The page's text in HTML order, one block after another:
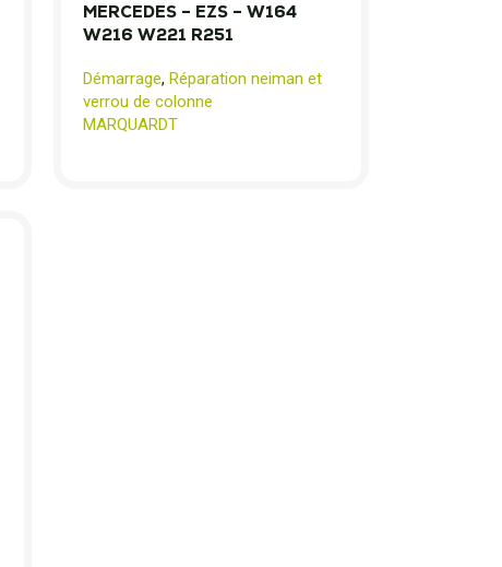
MERCEDES – EZS – W164
W216 W221 R251
Démarrage, Réparation neiman et
verrou de colonne
MARQUARDT